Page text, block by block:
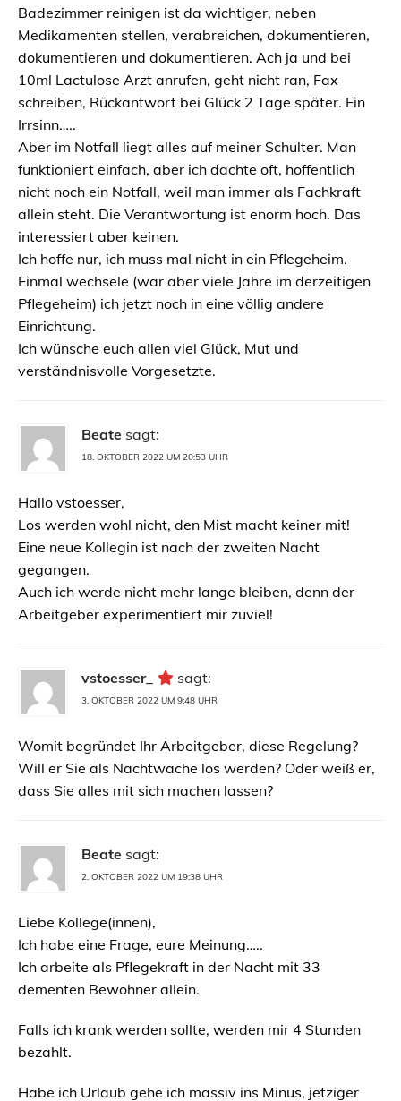
Badezimmer reinigen ist da wichtiger, neben
Medikamenten stellen, verabreichen, dokumentieren,
dokumentieren und dokumentieren. Ach ja und bei
10ml Lactulose Arzt anrufen, geht nicht ran, Fax
schreiben, Rückantwort bei Glück 2 Tage später. Ein
Irrsinn…..
Aber im Notfall liegt alles auf meiner Schulter. Man
funktioniert einfach, aber ich dachte oft, hoffentlich
nicht noch ein Notfall, weil man immer als Fachkraft
allein steht. Die Verantwortung ist enorm hoch. Das
interessiert aber keinen.
Ich hoffe nur, ich muss mal nicht in ein Pflegeheim.
Einmal wechsele (war aber viele Jahre im derzeitigen
Pflegeheim) ich jetzt noch in eine völlig andere
Einrichtung.
Ich wünsche euch allen viel Glück, Mut und
verständnisvolle Vorgesetzte.
Beate sagt:
18. OKTOBER 2022 UM 20:53 UHR
Hallo vstoesser,
Los werden wohl nicht, den Mist macht keiner mit!
Eine neue Kollegin ist nach der zweiten Nacht
gegangen.
Auch ich werde nicht mehr lange bleiben, denn der
Arbeitgeber experimentiert mir zuviel!
vstoesser_ sagt:
3. OKTOBER 2022 UM 9:48 UHR
Womit begründet Ihr Arbeitgeber, diese Regelung?
Will er Sie als Nachtwache los werden? Oder weiß er,
dass Sie alles mit sich machen lassen?
Beate sagt:
2. OKTOBER 2022 UM 19:38 UHR
Liebe Kollege(innen),
Ich habe eine Frage, eure Meinung…..
Ich arbeite als Pflegekraft in der Nacht mit 33
dementen Bewohner allein.
Falls ich krank werden sollte, werden mir 4 Stunden
bezahlt.
Habe ich Urlaub gehe ich massiv ins Minus, jetziger